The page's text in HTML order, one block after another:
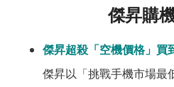
傑昇購
傑昇超殺「空機價格」買
傑昇以「挑戰手機市場最